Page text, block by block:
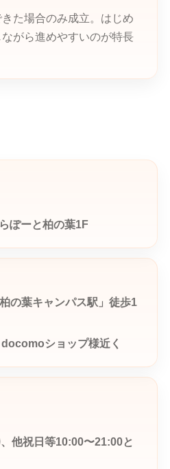
た場合のみ成立。はじめ
がら進めやすいのが特長
ぽーと柏の葉1F
の葉キャンパス駅」徒歩1
ショップ様近く
他祝日等10:00〜21:00と